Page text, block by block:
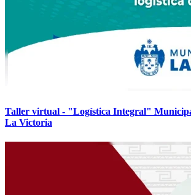
Taller virtual - "Logística Integral"
La Victoria